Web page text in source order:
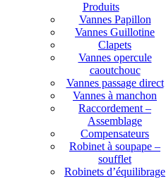
Produits
Vannes Papillon
Vannes Guillotine
Clapets
Vannes opercule
caoutchouc
Vannes passage direct
Vannes à manchon
Raccordement –
Assemblage
Compensateurs
Robinet à soupape –
soufflet
Robinets d’équilibrage